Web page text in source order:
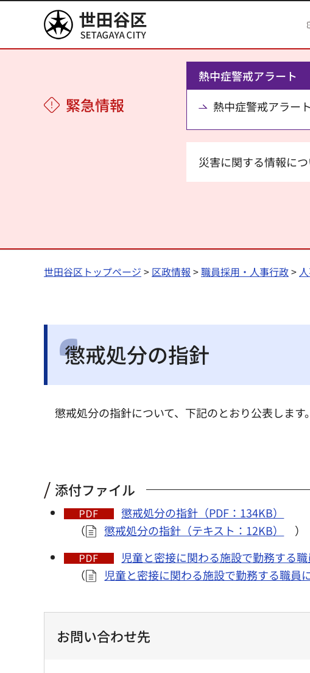
世田谷区
緊急情報
熱中症警戒アラート
熱中症警戒アラー
災害に関する情報につ
世田谷区トップページ > 区政情報 >職員採用・人事行政>
懲戒処分の指針
懲戒処分の指針について、下記のとおり公表します。
添付ファイル
懲戒処分の指針（PDF：134KB）
（
懲戒処分の指針（テキスト：12KB）
）
児童と密接に関わる施設で勤務する
（
児童と密接に関わる施設で勤務する職員
お問い合わせ先